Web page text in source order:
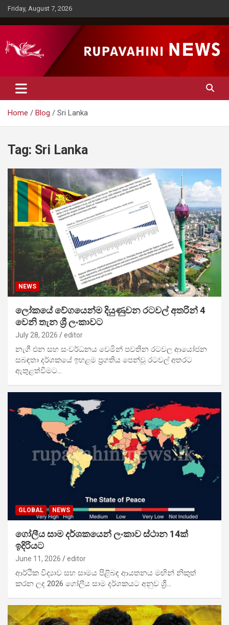
Skip
to
content
Friday, August 7, 2026
Rupavahini News
Home Blog Sri Lanka
Tag: Sri Lanka
NEWS
ලෝකයේ වේගයෙන්ම දියුණුවන රටවල් අතරින් 4
වෙනි තැන ශ්‍රී ලංකාවට
July 28, 2026 editor
නැගී එන සහ සංවර්ධනය වෙමින් පවතින රටවල ආයෝජන
සබඳතා දර්ශකයේ ඉහළම ප්‍රගතිය පෙන්වූ රටවල් අතරට
ඇතුළත්වීමට…
GLOBAL NEWS
ගෝලීය සාම දර්ශකයෙන් ලංකාව ස්ථාන 14ක්
ඉදිරියට
June 11, 2026 editor
ආර්ථික විද්‍යාව සහ සාමය පිළිබඳ ආයතනය මඟින් නිකුත්
කරන ලද 2026 ගෝලීය සාම දර්ශකයට අනුව ශ්‍රී…